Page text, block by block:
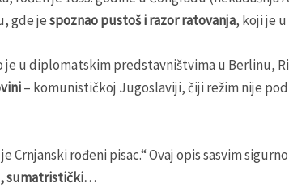
gde jespoznao pustoš i razor ratovanja, koji je
je u diplomatskim predstavništvima u Berlinu,
– komunističkoj Jugoslaviji, čiji režim nije
Crnjanski rođeni pisac.“ Ovaj opis sasvim
sumatristički…